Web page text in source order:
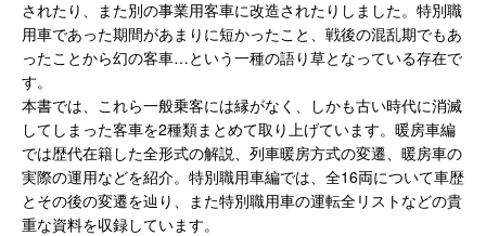
されたり、また別の事業用客車に改造されたりしました。特別職
用車であった期間があまりに短かったこと、戦後の混乱期でもあ
ったことから幻の客車…という一種の語り草となっている存在で
す。
本書では、これら一般乗客には縁がなく、しかも古い時代に消滅
してしまった客車を2種類まとめて取り上げています。暖房車編
では歴代在籍した全形式の解説、列車暖房方式の変遷、暖房車の
実際の運用などを紹介。特別職用車編では、全16両について車歴
とその後の変遷を辿り、また特別職用車の運転全リストなどの貴
重な資料を収録しています。